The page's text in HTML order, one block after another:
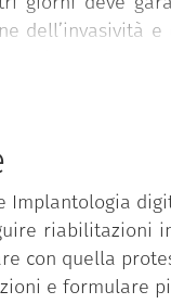
in maniera
è di 1 anno.
Implantologia
riabilitazioni
con quella
e formulare